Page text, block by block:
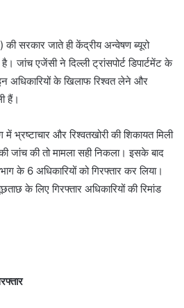
की सरकार जाते ही केंद्रीय अन्वेषण ब्यूरो
जांच एजेंसी ने दिल्ली ट्रांसपोर्ट डिपार्टमेंट के
अधिकारियों के खिलाफ रिश्वत लेने और
हैं।
में भ्रष्टाचार और रिश्वतखोरी की शिकायत मिली
जांच की तो मामला सही निकला। इसके बाद
के 6 अधिकारियों को गिरफ्तार कर लिया।
के लिए गिरफ्तार अधिकारियों की रिमांड